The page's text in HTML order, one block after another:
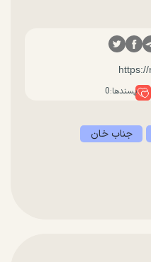
پسندها:0
جناب خان